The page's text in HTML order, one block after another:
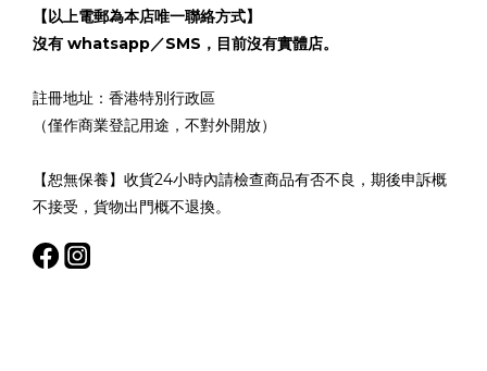
【以上電郵為本店唯一聯絡方式】
沒有 whatsapp／SMS，目前沒有實體店。
註冊地址：香港特別行政區
（僅作商業登記用途，不對外開放）
【恕無保養】收貨24小時內請檢查商品有否不良，期後申訴概
不接受，貨物出門概不退換。